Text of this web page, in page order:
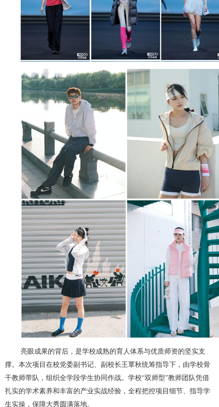
亮眼成果的背后，是学校成熟的育人体系与优质师资的坚实支
撑。本次项目在校党委副书记、副校长王覃秋统筹指导下，由学校骨
干教师带队，组织全学段学生协同作战。学校“双师型”教师团队凭借
扎实的学术素养和丰富的产业实战经验，全程把控项目细节、指导学
生实操，保障大秀圆满落地。